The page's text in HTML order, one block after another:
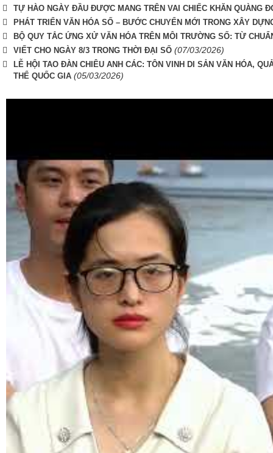
TỰ HÀO NGÀY ĐẦU ĐƯỢC MANG TRÊN VAI CHIẾC KHĂN QUÀNG
PHÁT TRIỂN VĂN HÓA SỐ – BƯỚC CHUYỂN MỚI TRONG XÂY
BỘ QUY TẮC ỨNG XỬ VĂN HÓA TRÊN MÔI TRƯỜNG SỐ: TỪ
VIẾT CHO NGÀY 8/3 TRONG THỜI ĐẠI SỐ (07/03/2026)
LỄ HỘI TAO ĐÀN CHIÊU ANH CÁC: TÔN VINH DI SẢN VĂN HÓA,
THỂ QUỐC GIA (05/03/2026)